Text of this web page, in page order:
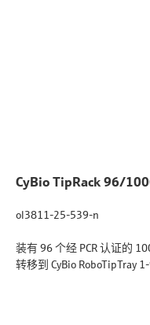
CyBio TipRack 96/
ol3811-25-539-n
装有 96 个经 PCR 认证的
转移到 CyBio RoboTipTray